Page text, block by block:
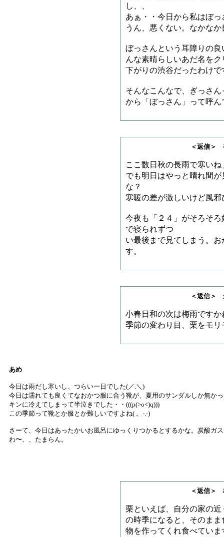
し、、
あぁ・・今日から私はぼっ
うん、悪くない。なかな
ぼっさんという耳障りの
んな素晴らしいあだ名を
下がりの渋谷だったわけで
そんなこんなで、ぎっさ
から「ぼっさん」って呼
＜返信＞ 夜更かし
ここ数日秋の長雨で寒いね
でも明日はやっと晴れ間
な？
寒暖の差が激しいけど風
今夜も「２４」がそろそ
で寝られずつ
い最後まで見てしまう。
す。
＜返信＞ 永山さ
小春日和の次は梅雨です
季節の変わり目、栗をモ
あめ
今日は雨だし寒いし、つらい一日でした(／.＼)
今日は濡れても良くてなおかつ服に合う靴が、夏用のサンダルしか無か
キンに冷えてしまって半泣きでした・・(((p(>o<)q)))
この季節って靴とか服とか難しいですよね( 。-.-)
さーて、今日はあったかいお風呂にゆっくりつかるとするかな。炭酸ガ
わ〜、、たまらん。
＜返信＞ 梅澤さ
栗といえば、自分の家の
の時季になると、そのま
物を作ってくれ食べてい